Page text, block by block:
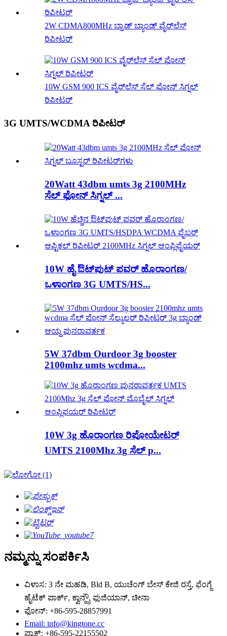
2W CDMA800MHz ಬ್ರಾಡ್ ಬ್ಯಾಂಡ್ ವೈರ್‌ಲೆಸ್
ರಿಪೀಟರ್
10W GSM 900 ICS ವೈರ್‌ಲೆಸ್ ಸೆಲ್ ಫೋನ್ ಸಿಗ್ನಲ್
ರಿಪೀಟರ್
3G UMTS/WCDMA ರಿಪೀಟರ್
20Watt 43dbm umts 3g 2100MHz
ಸೆಲ್ ಫೋನ್ ಸಿಗ್ನಲ್ ...
10W ಹೈ ಔಟ್‌ಪುಟ್ ಪವರ್ ಹೊರಾಂಗಣ/
ಒಳಾಂಗಣ 3G UMTS/HS...
5W 37dbm Ourdoor 3g booster
2100mhz umts wcdma...
10W 3g ಹೊರಾಂಗಣ ರಿಪೋಯೇಟರ್
UMTS 2100Mhz 3g ಸೆಲ್ p...
ನಮ್ಮನ್ನು ಸಂಪರ್ಕಿಸಿ
ವಿಳಾಸ: 3 ನೇ ಮಹಡಿ, Bld B, ಯುಚೆಂಗ್ ಬೇಸ್ ಕೇಜಿ ರಸ್ತೆ, ಫೆಂಗ್ಜೆ
ಹೈಟೆಕ್ ಪಾರ್ಕ್, ಕ್ವಾನ್ಝೌ, ಫುಜಿಯಾನ್, ಚೀನಾ
ಫೋನ್: +86-595-28857991
Email: info@kingtone.cc
ಫ್ಯಾಕ್ಸ್: +86-595-22155502